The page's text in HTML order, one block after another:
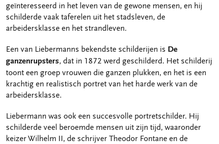
geïnteresseerd in het leven van de gewone mensen, en hij
schilderde vaak taferelen uit het stadsleven, de
arbeidersklasse en het strandleven.
Een van Liebermanns bekendste schilderijen is De
ganzenrupsters, dat in 1872 werd geschilderd. Het schilderij
toont een groep vrouwen die ganzen plukken, en het is een
krachtig en realistisch portret van het harde werk van de
arbeidersklasse.
Liebermann was ook een succesvolle portretschilder. Hij
schilderde veel beroemde mensen uit zijn tijd, waaronder
keizer Wilhelm II, de schrijver Theodor Fontane en de